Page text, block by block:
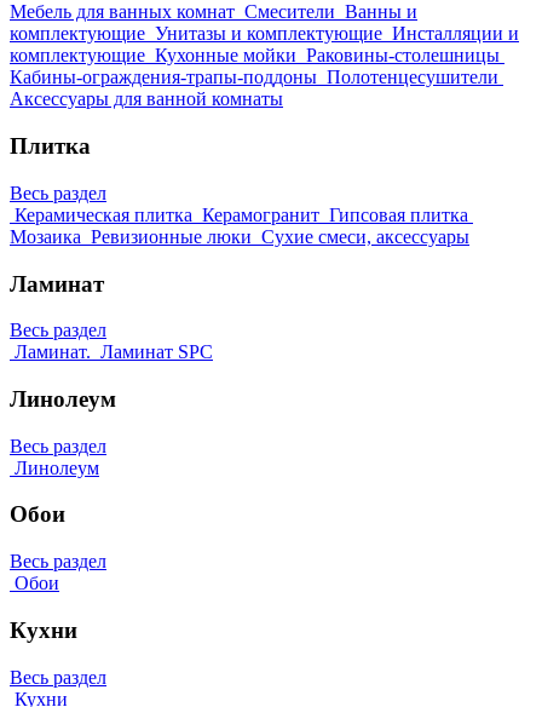
Мебель для ванных комнат Смесители Ванны и
комплектующие Унитазы и комплектующие Инсталляции и
комплектующие Кухонные мойки Раковины-столешницы
Кабины-ограждения-трапы-поддоны Полотенцесушители
Аксессуары для ванной комнаты
Плитка
Весь раздел
Керамическая плитка Керамогранит Гипсовая плитка
Мозаика Ревизионные люки Сухие смеси, аксессуары
Ламинат
Весь раздел
Ламинат. Ламинат SPC
Линолеум
Весь раздел
Линолеум
Обои
Весь раздел
Обои
Кухни
Весь раздел
Кухни